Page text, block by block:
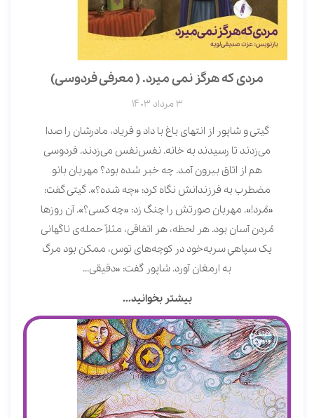
مردی که هرگز نمی میرد. ( معرفی فردوسی)
3 مرداد 1403
گیتی و شاپور از انتهای باغ با داد و فریاد، مادرشان را صدا
می‌زدند تا رسیدند به خانه. نفس‌نفس می‌زدند. فردوسی
هم از اتاق بیرون آمد. چه خبر شده بود؟ مهربان بانو
مضطرب به فرزندانش نگاه کرد: «چه شده؟». گیتی گفت:
«مُرد!». مهربان صورتش را چنگ زد: «چه کسی؟». آن روزها
مُردن آسان بود. هر لحظه، هر اتفاقی، مثلاً حمله‌ی ناگهانی
یک سپاهیِ سربه‌خود در کوچه‌های توس، ممکن بود مرگ
به ارمغان آورد. شاپور گفت: «دقیقی...
بیشتر بخوانید...